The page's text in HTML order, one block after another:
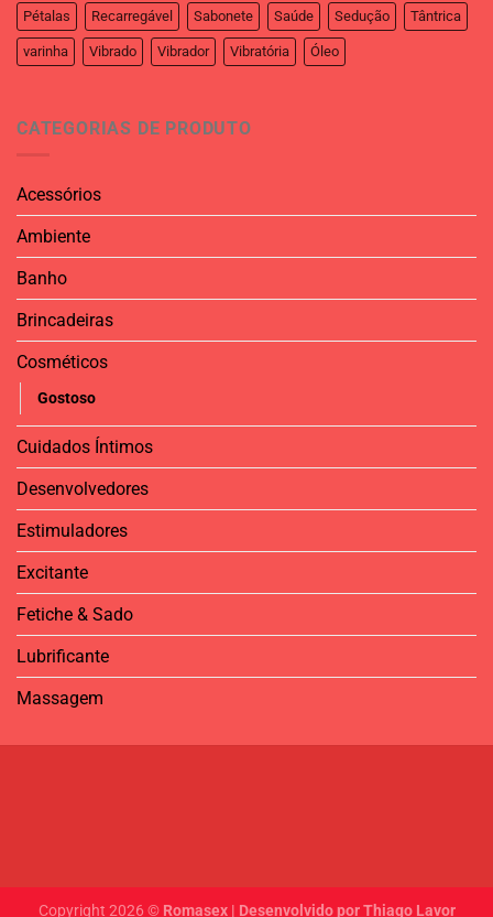
Pétalas Recarregável Sabonete Saúde Sedução Tântrica
varinha Vibrado Vibrador Vibratória Óleo
CATEGORIAS DE PRODUTO
Acessórios
Ambiente
Banho
Brincadeiras
Cosméticos
Gostoso
Cuidados Íntimos
Desenvolvedores
Estimuladores
Excitante
Fetiche & Sado
Lubrificante
Massagem
Copyright 2026 © Romasex | Desenvolvido por Thiago Lavor